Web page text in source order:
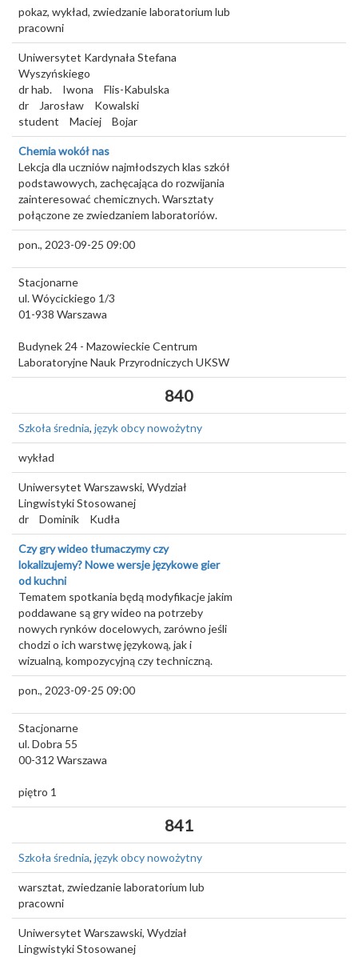
pokaz, wykład, zwiedzanie laboratorium lub
pracowni
Uniwersytet Kardynała Stefana
Wyszyńskiego
dr hab.
Iwona
Flis-Kabulska
dr
Jarosław
Kowalski
student
Maciej Bojar
Chemia wokół nas
Lekcja dla uczniów najmłodszych klas szkół
podstawowych, zachęcająca do rozwijania
zainteresować chemicznych. Warsztaty
połączone ze zwiedzaniem laboratoriów.
pon., 2023-09-25 09:00
Stacjonarne
ul. Wóycickiego 1/3
01-938 Warszawa
Budynek 24 - Mazowieckie Centrum
Laboratoryjne Nauk Przyrodniczych UKSW
840
Szkoła średnia, język obcy nowożytny
wykład
Uniwersytet Warszawski, Wydział
Lingwistyki Stosowanej
dr
Dominik Kudła
Czy gry wideo tłumaczymy czy
lokalizujemy? Nowe wersje językowe gier
od kuchni
Tematem spotkania będą modyfikacje jakim
poddawane są gry wideo na potrzeby
nowych rynków docelowych, zarówno jeśli
chodzi o ich warstwę językową, jak i
wizualną, kompozycyjną czy techniczną.
pon., 2023-09-25 09:00
Stacjonarne
ul. Dobra 55
00-312 Warszawa
piętro 1
841
Szkoła średnia, język obcy nowożytny
warsztat, zwiedzanie laboratorium lub
pracowni
Uniwersytet Warszawski, Wydział
Lingwistyki Stosowanej